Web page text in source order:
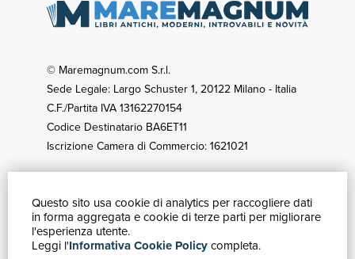
Questo sito usa cookie di analytics per raccogliere dati
in forma aggregata e cookie di terze parti per migliorare
l'esperienza utente.
Leggi l'Informativa Cookie Policycompleta.
© Maremagnum.com S.r.l.
Sede Legale: Largo Schuster 1, 20122 Milano - Italia
C.F./Partita IVA 13162270154
Codice Destinatario BA6ET11
Iscrizione Camera di Commercio: 1621021
GUIDA ACQUISTI
Ricerca avanzata